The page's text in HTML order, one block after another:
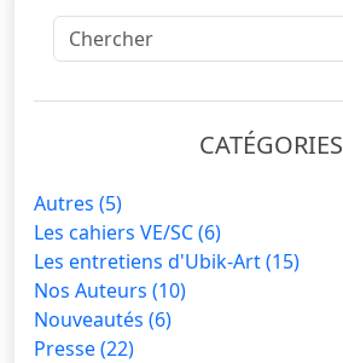
CATÉGORIES
Autres (5)
Les cahiers VE/SC(6)
Les entretiens d'Ubik-Art(15)
Nos Auteurs (10)
Nouveautés (6)
Presse(22)